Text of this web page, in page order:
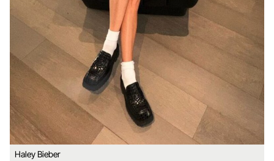
Haley Bieber